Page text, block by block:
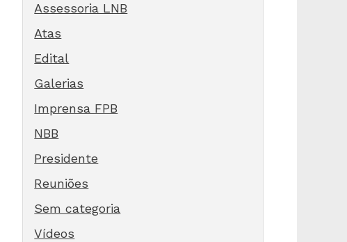
Assessoria LNB
Atas
Edital
Galerias
Imprensa FPB
NBB
Presidente
Reuniões
Sem categoria
Vídeos